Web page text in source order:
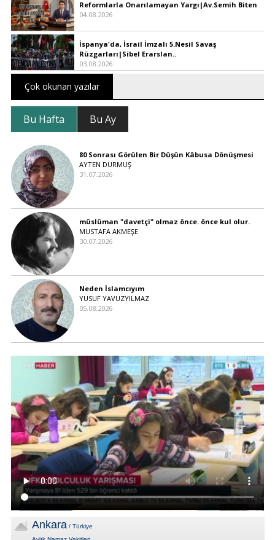
Reformlarla Onarılamayan Yargı|Av.Semih Biten
04.08.2026
İspanya'da, İsrail İmzalı 5.Nesil Savaş
Rüzgarları|Sibel Erarslan..
03.08.2026
Çok okunan yazılar
Bu Hafta Bu Ay
80 Sonrası Görülen Bir Düşün Kâbusa Dönüşmesi
AYTEN DURMUŞ
31.07.2026
müslüman "davetçi" olmaz önce. önce kul olur.
MUSTAFA AKMEŞE
30.07.2026
Neden İslamcıyım
YUSUF YAVUZYILMAZ
05.08.2026